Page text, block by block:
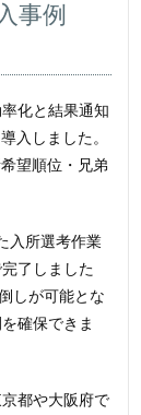
事例
化と結果通知
入しました。
望順位・兄弟
入所選考作業
了しました
しが可能とな
確保できま
都や大阪府で